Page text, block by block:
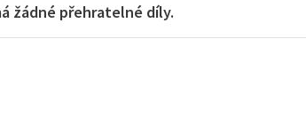
žádné přehratelné díly.